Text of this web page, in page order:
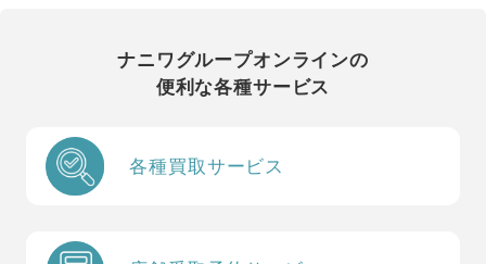
ナニワグループオンラインの
便利な各種サービス
各種買取サービス